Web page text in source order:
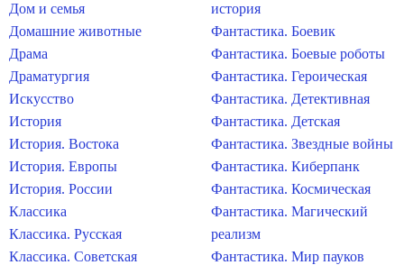
Дом и семья
Домашние животные
Драма
Драматургия
Искусство
История
История. Востока
История. Европы
История. России
Классика
Классика. Русская
Классика. Советская
история
Фантастика. Боевик
Фантастика. Боевые роботы
Фантастика. Героическая
Фантастика. Детективная
Фантастика. Детская
Фантастика. Звездные войны
Фантастика. Киберпанк
Фантастика. Космическая
Фантастика. Магический
реализм
Фантастика. Мир пауков